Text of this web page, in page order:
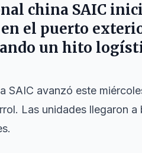
china SAIC
el puerto
un hito
SAIC avanzó este
Las unidades llegaron